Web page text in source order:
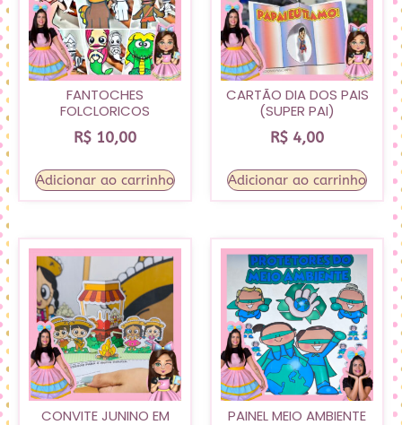
FANTOCHES
FOLCLORICOS
R$ 10,00
Adicionar ao carrinho
CARTÃO DIA DOS PAIS
(SUPER PAI)
R$ 4,00
Adicionar ao carrinho
CONVITE JUNINO EM
PAINEL MEIO AMBIENTE